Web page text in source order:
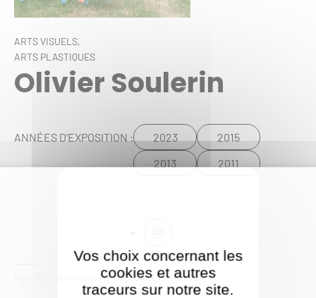
Vos choix concernant les
cookies et autres
traceurs sur notre site.
ARTS VISUELS,
ARTS PLASTIQUES
Olivier Soulerin
ANNÉES D'EXPOSITION : 2023
2015
2013
2011
- MIS À JOUR LE19/09/2025